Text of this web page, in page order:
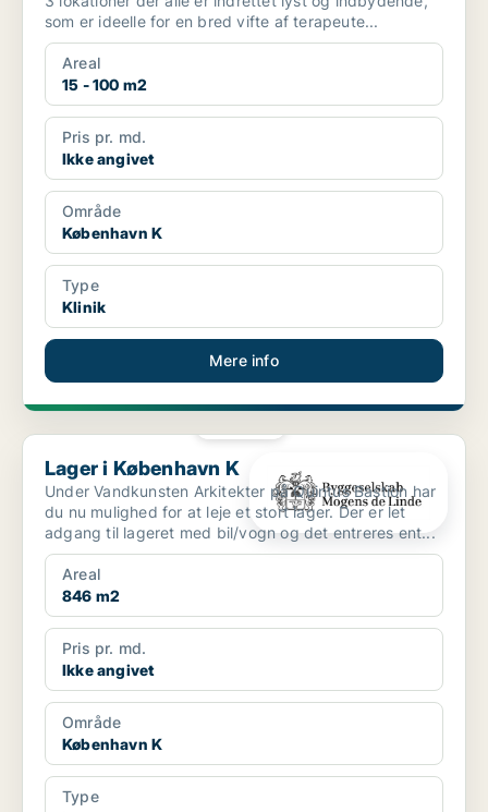
som er ideelle for en bred vifte af terapeute...
Areal
15 - 100 m2
Pris pr. md.
Ikke angivet
Område
København K
Type
Klinik
Mere info
Lager i København K
Lager i København K
Under Vandkunsten Arkitekter på Quintus Bastion har
du nu mulighed for at leje et stort lager. Der er let
adgang til lageret med bil/vogn og det entreres ent...
Areal
846 m2
Pris pr. md.
Ikke angivet
Område
København K
Type